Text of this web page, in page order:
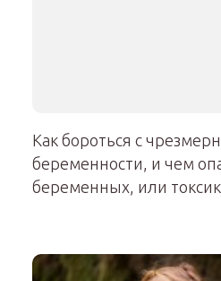
Как бороться с
беременности, и чем
беременных, или